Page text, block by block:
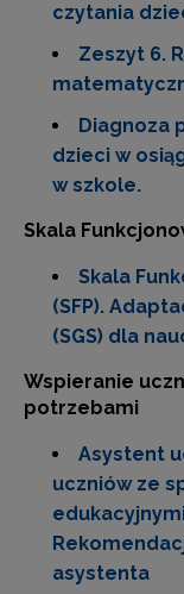
czytania
Zeszyt 6.
Diagnoza
dzieci w
w szkole.
Skala
Skala
(SFP).
(SGS) dla
Wspieranie
potrzebami
Asystent
uczniów ze
asystenta